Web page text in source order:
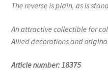
The reverse is plain, as is
An attractive collectible for
Allied decorations and
Article number: 18375